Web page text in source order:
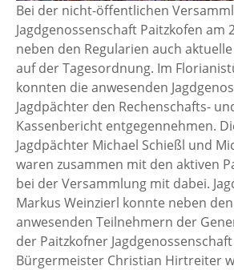
Bei der nicht-öffentlichen
Jagdgenossenschaft Paitzkofen am
neben den Regularien auch
auf der Tagesordnung. Im
konnten die anwesenden
Jagdpächter den Rechenschafts-
Kassenbericht entgegennehmen.
Jagdpächter Michael Schießl und
waren zusammen mit den aktiven
bei der Versammlung mit dabei.
Markus Weinzierl konnte neben
anwesenden Teilnehmern der
der Paitzkofner
Bürgermeister Christian Hirtreiter